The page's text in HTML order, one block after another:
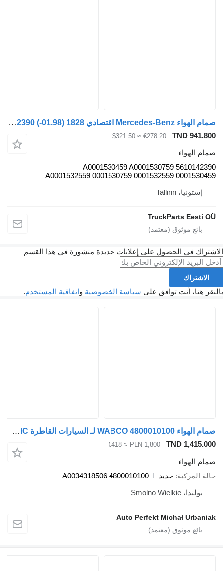
صمام الهواء Mercedes-Benz اقتصادي 1828 (01.98-) 5610142390 لـ السيارات القاطرة Mercedes-Benz Econic (1998-2014)
TND 941.800
€278.20
≈ $321.50
صمام الهواء
5610142390 A0001530459 A0001530759
A0001532559 0001530759 0001532559 0001530459
إستونيا، Tallinn
TruckParts Eesti OÜ
الاشتراك في الحصول على إعلانات جديدة منشورة في هذا القسم
الاشتراك
بالنقر هنا، أنت توافق على سياسة الخصوصية واتفاقية المستخدم.
صمام الهواء WABCO 4800010100 لـ السيارات القاطرة Mercedes-Benz ATEGO AXOR AXOR 2 ECONIC
TND 1,415.000
PLN 1,800
≈ €418
صمام الهواء
حالة المركبة جديد
4800010100 A0034318506
بولندا، Smolno Wielkie
Auto Perfekt Michał Urbaniak